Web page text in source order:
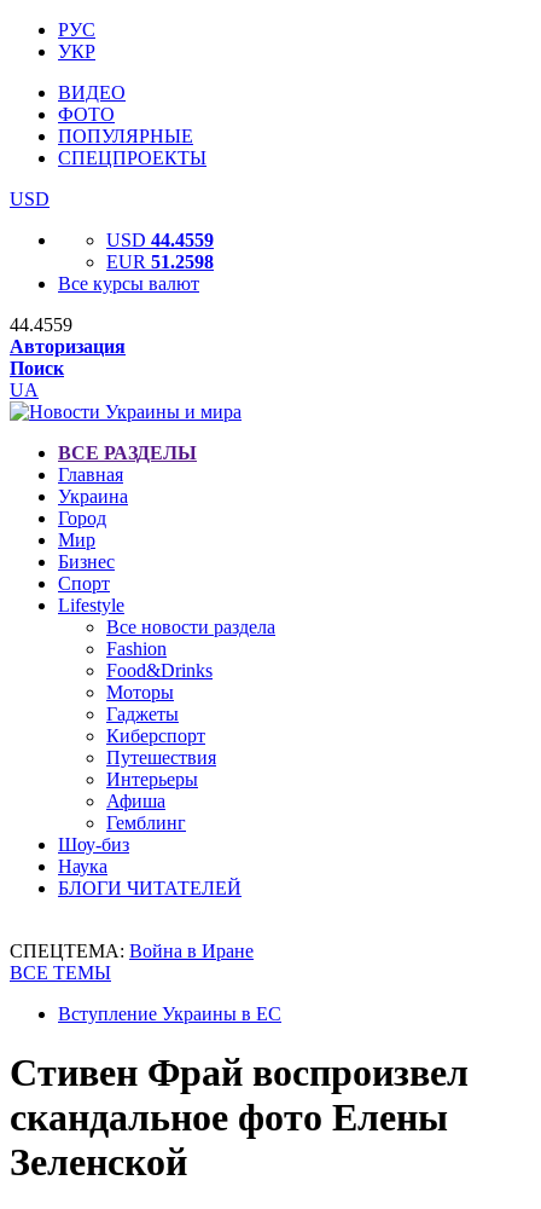
РУС
УКР
ВИДЕО
ФОТО
ПОПУЛЯРНЫЕ
СПЕЦПРОЕКТЫ
USD
USD 44.4559
EUR 51.2598
Все курсы валют
44.4559
Авторизация
Поиск
UA
ВСЕ РАЗДЕЛЫ
Главная
Украина
Город
Мир
Бизнес
Спорт
Lifestyle
Все новости раздела
Fashion
Food&Drinks
Моторы
Гаджеты
Киберспорт
Путешествия
Интерьеры
Афиша
Гемблинг
Шоу-биз
Наука
БЛОГИ ЧИТАТЕЛЕЙ
СПЕЦТЕМА: Война в Иране
ВСЕ ТЕМЫ
Вступление Украины в ЕС
Стивен Фрай воспроизвел
скандальное фото Елены
Зеленской